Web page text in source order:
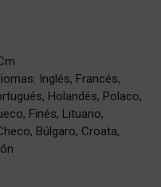
Inglés, Francés,
Holandés, Polaco,
Finés, Lituano,
Búlgaro, Croata,